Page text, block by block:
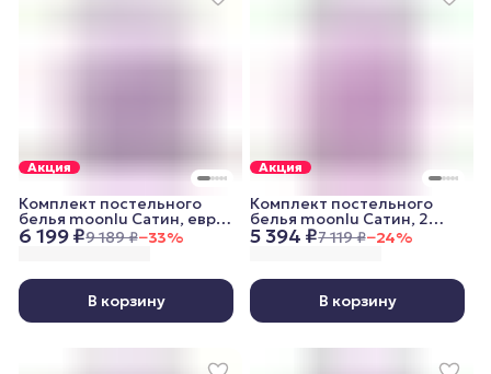
Акция
6 199 ₽9 189 ₽−33%
Комплект постельного
белья moonlu Сатин, евро,
наволочки 50x70 см,
пудровый
В корзину
Акция
5 394 ₽7 119 ₽−24%
Комплект постельного
белья moonlu Сатин, 2
спальный, наволочки
70x70 см, пудровый
В корзину